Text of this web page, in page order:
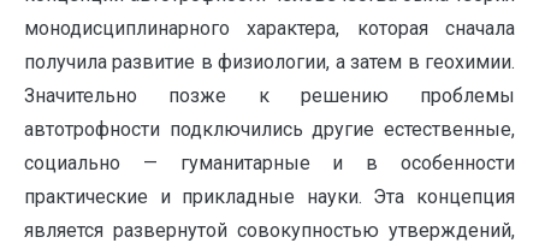
монодисциплинарного характера, которая сначала
получила развитие в физиологии, а затем в геохимии.
Значительно позже к решению проблемы
автотрофности подключились другие естественные,
социально — гуманитарные и в особенности
практические и прикладные науки. Эта концепция
является развернутой совокупностью утверждений,